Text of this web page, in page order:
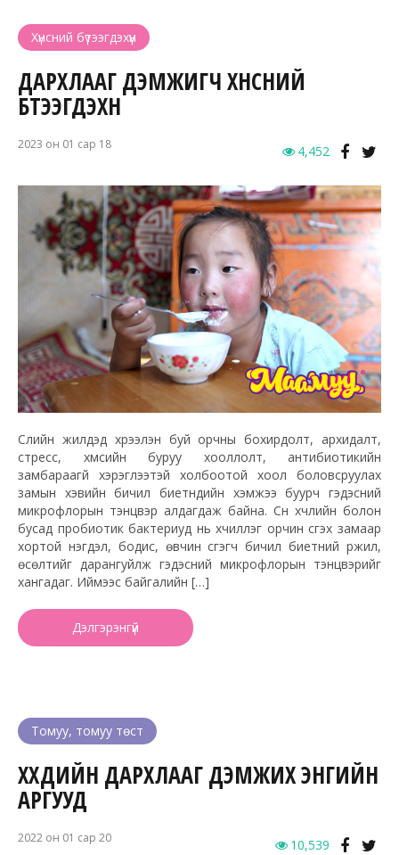
Хүнсний бүтээгдэхүүн
ДАРХЛААГ ДЭМЖИГЧ ХҮНСНИЙ
БҮТЭЭГДЭХҮҮН
2023 он 01 сар 18 4,452
Сүүлийн жилүүдэд хүрээлэн буй орчны бохирдолт, архидалт,
стресс, хүмүүсийн буруу хооллолт, антибиотикийн
замбараагүй хэрэглээтэй холбоотой хоол боловсруулах
замын хэвийн бичил биетнүүдийн хэмжээ буурч гэдэсний
микрофлорын тэнцвэр алдагдаж байна. Сүүн хүчлийн болон
бусад пробиотик бактериуд нь хүчиллэг орчин үүсгэх замаар
хортой нэгдэл, бодис, өвчин үүсгэгч бичил биетний үржил,
өсөлтийг дарангуйлж гэдэсний микрофлорын тэнцвэрийг
хангадаг. Иймээс байгалийн […]
Дэлгэрэнгүй
Томуу, томуу төст
ХҮҮХДИЙН ДАРХЛААГ ДЭМЖИХ ЭНГИЙН
АРГУУД
2022 он 01 сар 20 10,539